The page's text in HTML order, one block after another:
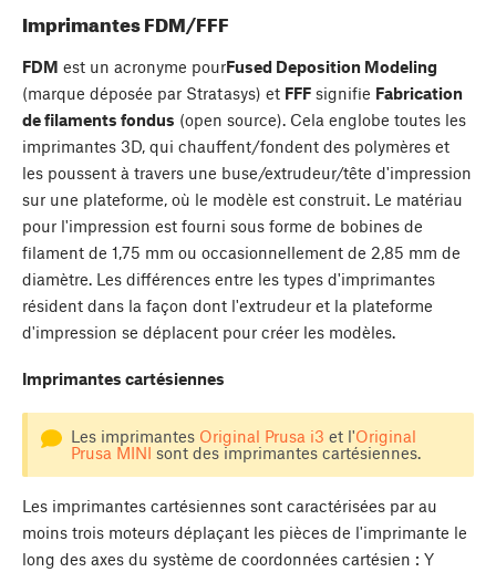
Imprimantes FDM/FFF
FDM est un acronyme pourFused Deposition Modeling
(marque déposée par Stratasys) et FFF signifie Fabrication
de filaments fondus (open source). Cela englobe toutes les
imprimantes 3D, qui chauffent/fondent des polymères et
les poussent à travers une buse/extrudeur/tête d'impression
sur une plateforme, où le modèle est construit. Le matériau
pour l'impression est fourni sous forme de bobines de
filament de 1,75 mm ou occasionnellement de 2,85 mm de
diamètre. Les différences entre les types d'imprimantes
résident dans la façon dont l'extrudeur et la plateforme
d'impression se déplacent pour créer les modèles.
Imprimantes cartésiennes
Les imprimantes Original Prusa i3 et l'Original
Prusa MINI sont des imprimantes cartésiennes.
Les imprimantes cartésiennes sont caractérisées par au
moins trois moteurs déplaçant les pièces de l'imprimante le
long des axes du système de coordonnées cartésien : Y